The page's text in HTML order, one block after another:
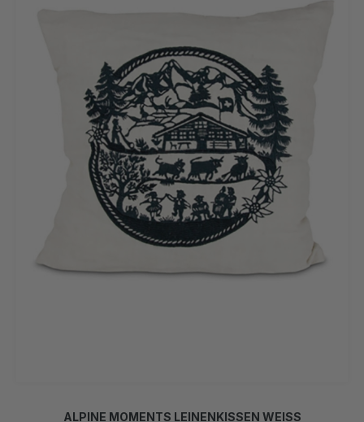
ALPINE MOMENTS LEINENKISSEN WEISS